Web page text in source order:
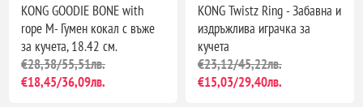
KONG GOODIE BONE with
rope M- Гумен кокал с въже
за кучета, 18.42 см.
€28,38/55,51лв.
€18,45/36,09лв.
KONG Twistz Ring - Забавна и
издръжлива играчка за
кучета
€23,12/45,22лв.
€15,03/29,40лв.